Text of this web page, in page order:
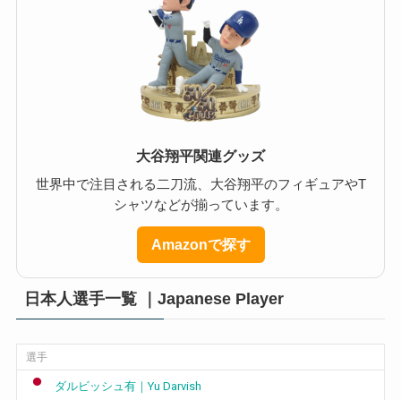
大谷翔平関連グッズ
世界中で注目される二刀流、大谷翔平のフィギュアやT
シャツなどが揃っています。
Amazonで探す
日本人選手一覧 ｜Japanese Player
選手
ダルビッシュ有｜Yu Darvish